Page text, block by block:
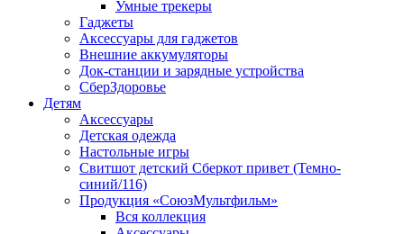
Умные трекеры
Гаджеты
Аксессуары для гаджетов
Внешние аккумуляторы
Док-станции и зарядные устройства
СберЗдоровье
Детям
Аксессуары
Детская одежда
Настольные игры
Свитшот детский Сберкот привет (Темно-
синий/116)
Продукция «СоюзМультфильм»
Вся коллекция